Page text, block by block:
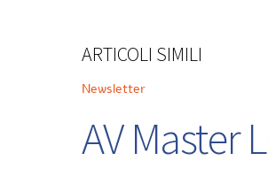
ARTICOLI SIMILI
Newsletter
AV Master